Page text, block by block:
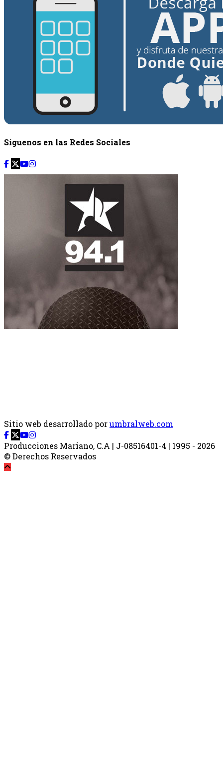
Síguenos en las Redes Sociales
Sitio web desarrollado porumbralweb.com
Producciones Mariano, C.A | J-08516401-4 | 1995 - 2026
© Derechos Reservados